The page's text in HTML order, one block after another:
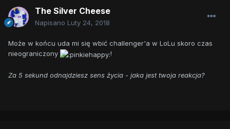
The Silver Cheese
Napisano Luty 24, 2018
Może w końcu uda mi się wbić challenger'a w LoLu skoro czas
nieograniczony
!
Za 5 sekund odnajdziesz sens życia - jaka jest twoja reakcja?